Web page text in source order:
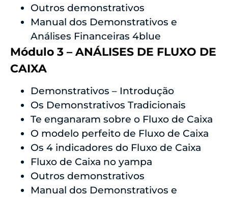
​Outros demonstrativos
​Manual dos Demonstrativos e
Análises Financeiras 4blue
Módulo 3 – ANÁLISES DE FLUXO DE
CAIXA
Demonstrativos – Introdução
Os Demonstrativos Tradicionais
Te enganaram sobre o Fluxo de Caixa
​O modelo perfeito de Fluxo de Caixa
​Os 4 indicadores do Fluxo de Caixa
​Fluxo de Caixa no yampa
​Outros demonstrativos
​Manual dos Demonstrativos e